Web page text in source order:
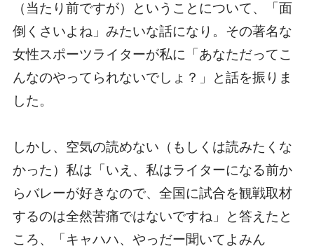
（当たり前ですが）ということについて、「面
倒くさいよね」みたいな話になり。その著名な
女性スポーツライターが私に「あなただってこ
んなのやってられないでしょ？」と話を振りま
した。
しかし、空気の読めない（もしくは読みたくな
かった）私は「いえ、私はライターになる前か
らバレーが好きなので、全国に試合を観戦取材
するのは全然苦痛ではないですね」と答えたと
ころ、「キャハハ、やっだー聞いてよみん